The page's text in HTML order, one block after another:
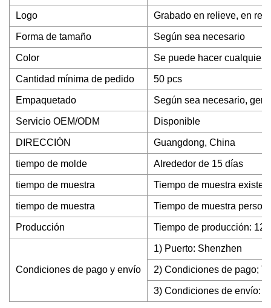
Logo Grabado en relieve, en
Forma de tamaño Según sea necesario
Color Se puede hacer cualquier
Cantidad mínima de pedido 50 pcs
Empaquetado Según sea necesario,
Servicio OEM/ODM Disponible
DIRECCIÓN Guangdong, China
tiempo de molde Alrededor de 15 días
tiempo de muestra Tiempo de muestra
tiempo de muestra Tiempo de muestra
Producción Tiempo de producción:
Condiciones de pago y envío
1) Puerto: Shenzhen
2) Condiciones de pago;
3) Condiciones de envío: